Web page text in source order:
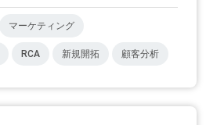
マーケティング
RCA 新規開拓 顧客分析